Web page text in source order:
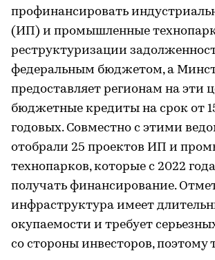
профинансировать
(ИП) и промышленные
реструктуризации
федеральным бюджетом, а
предоставляет регионам на эти
бюджетные кредиты на срок от
годовых. Совместно с этими
отобрали 25 проектов ИП и
технопарков, которые с 2022
получать финансирование.
инфраструктура имеет
окупаемости и требует
со стороны инвесторов, поэтому